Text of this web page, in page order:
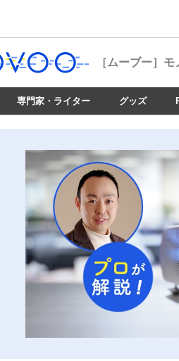
［ムーブー］ モ
専門家・ライター グッズ